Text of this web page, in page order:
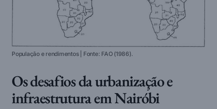
População e rendimentos | Fonte: FAO (1986).
Os desafios da urbanização e
infraestrutura em Nairóbi